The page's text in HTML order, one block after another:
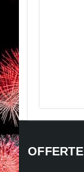
OFFERTE